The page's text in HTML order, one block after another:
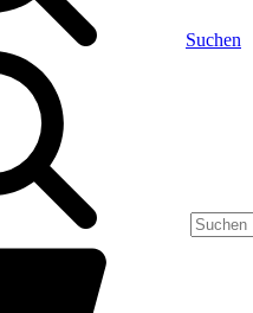
Suchen